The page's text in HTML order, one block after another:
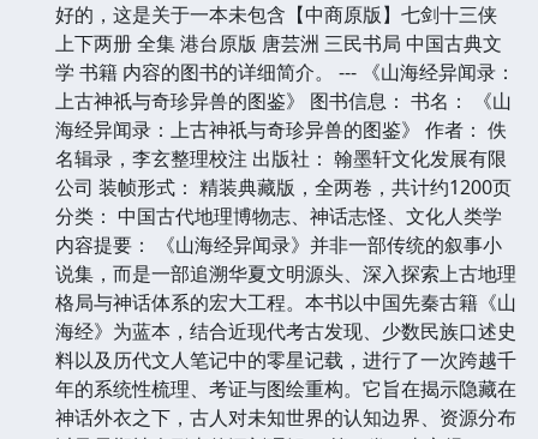
好的，这是关于一本未包含【中商原版】七剑十三侠
上下两册 全集 港台原版 唐芸洲 三民书局 中国古典文
学 书籍 内容的图书的详细简介。 --- 《山海经异闻录：
上古神祇与奇珍异兽的图鉴》 图书信息： 书名： 《山
海经异闻录：上古神祇与奇珍异兽的图鉴》 作者： 佚
名辑录，李玄整理校注 出版社： 翰墨轩文化发展有限
公司 装帧形式： 精装典藏版，全两卷，共计约1200页
分类： 中国古代地理博物志、神话志怪、文化人类学
内容提要： 《山海经异闻录》并非一部传统的叙事小
说集，而是一部追溯华夏文明源头、深入探索上古地理
格局与神话体系的宏大工程。本书以中国先秦古籍《山
海经》为蓝本，结合近现代考古发现、少数民族口述史
料以及历代文人笔记中的零星记载，进行了一次跨越千
年的系统性梳理、考证与图绘重构。它旨在揭示隐藏在
神话外衣之下，古人对未知世界的认知边界、资源分布